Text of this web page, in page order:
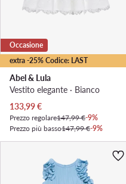
extra -25% Codice: LAST
Occasione
Abel & Lula
Vestito elegante · Bianco
Prezzo attuale
133,99€
Prezzo regolare147,99 €-9%
Prezzo più basso147,99 €-9%